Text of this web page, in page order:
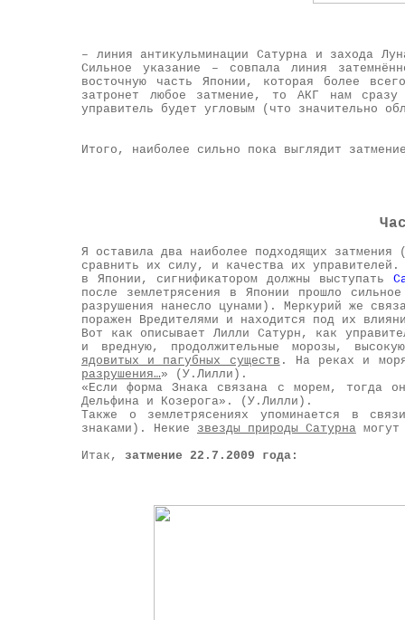
– линия антикульминации Сатурна и захода
Сильное указание – совпала линия
восточную часть Японии, которая более
затронет любое затмение, то АКГ нам
управитель будет угловым (что значительно
Итого, наиболее сильно пока выглядит
Я оставила два наиболее подходящих
сравнить их силу, и качества их управителей.
в Японии, сигнификатором должны выступать
после землетрясения в Японии прошло
разрушения нанесло цунами). Меркурий же
поражен Вредителями и находится под их
Вот как описывает Лилли Сатурн, как
и вредную, продолжительные морозы,
ядовитых и пагубных существ . На реках и
разрушения…» (У.Лилли).
«Если форма Знака связана с морем, тогда
Дельфина и Козерога». (У.Лилли).
Также о землетрясениях упоминается в
знаками). Некие звезды природы Сатурна
Итак, затмение 22.7.2009 года: